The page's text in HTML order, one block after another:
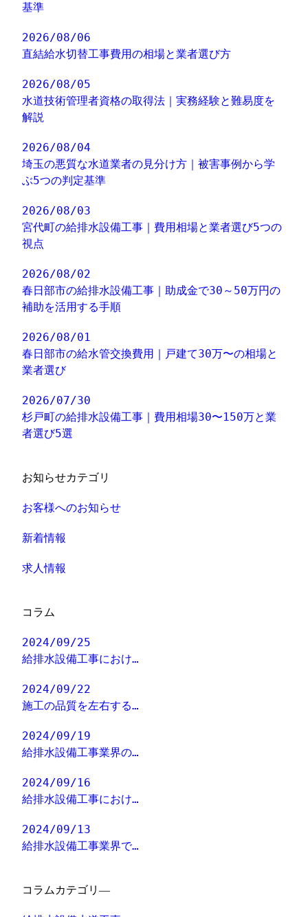
基準
2026/08/06
直結給水切替工事費用の相場と業者選び方
2026/08/05
水道技術管理者資格の取得法｜実務経験と難易度を
解説
2026/08/04
埼玉の悪質な水道業者の見分け方｜被害事例から学
ぶ5つの判定基準
2026/08/03
宮代町の給排水設備工事｜費用相場と業者選び5つの
視点
2026/08/02
春日部市の給排水設備工事｜助成金で30～50万円の
補助を活用する手順
2026/08/01
春日部市の給水管交換費用｜戸建て30万〜の相場と
業者選び
2026/07/30
杉戸町の給排水設備工事｜費用相場30〜150万と業
者選び5選
お知らせカテゴリ
お客様へのお知らせ
新着情報
求人情報
コラム
2024/09/25
給排水設備工事におけ…
2024/09/22
施工の品質を左右する…
2024/09/19
給排水設備工事業界の…
2024/09/16
給排水設備工事におけ…
2024/09/13
給排水設備工事業界で…
コラムカテゴリ―